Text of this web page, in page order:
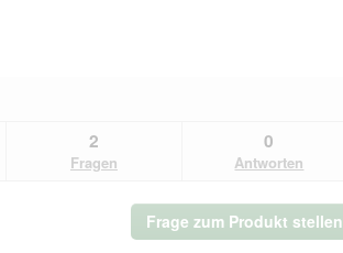
2
Fragen
0
Antworten
Frage zum Produkt stellen